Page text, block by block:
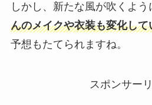
しかし、新たな風が吹くよう
んのメイクや衣装も変化して
予想もたてられますね。
スポンサー